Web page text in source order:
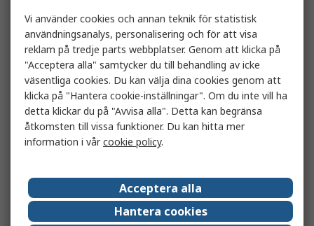
Vi använder cookies och annan teknik för statistisk
användningsanalys, personalisering och för att visa
reklam på tredje parts webbplatser. Genom att klicka på
"Acceptera alla" samtycker du till behandling av icke
väsentliga cookies. Du kan välja dina cookies genom att
klicka på "Hantera cookie-inställningar". Om du inte vill ha
detta klickar du på "Avvisa alla". Detta kan begränsa
åtkomsten till vissa funktioner. Du kan hitta mer
information i vårcookie policy.
Acceptera alla
Hantera cookies